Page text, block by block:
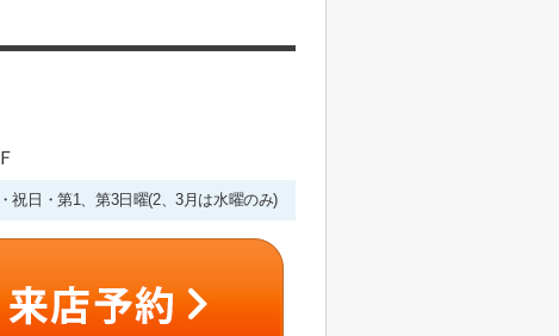
祝日・第1、第3日曜(2、3月は水曜のみ)